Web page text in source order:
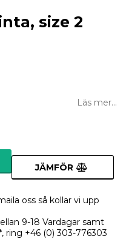
size 2
Läs mer...
JÄMFÖR
oss så kollar vi upp
9-18 Vardagar samt
ring +46 (0) 303-776303